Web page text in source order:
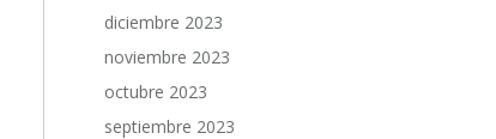
diciembre 2023
noviembre 2023
octubre 2023
septiembre 2023